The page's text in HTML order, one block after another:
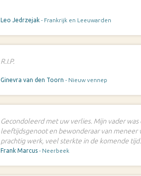
Leo Jedrzejak - Frankrijk en Leeuwarden
R.I.P.
Ginevra van den Toorn - Nieuw vennep
Gecondoleerd met uw verlies. Mijn vader
leeftijdsgenoot en bewonderaar van meneer
prachtig werk, veel sterkte in de komende tijd.
Frank Marcus - Neerbeek